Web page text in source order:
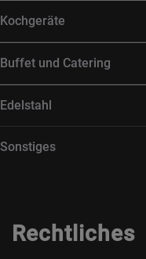
Kochgeräte
Buffet und Catering
Edelstahl
Sonstiges
Rechtliches